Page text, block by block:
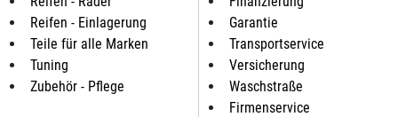
Reifen - Einlagerung
Teile für alle Marken
Tuning
Zubehör - Pflege
Garantie
Transportservice
Versicherung
Waschstraße
Firmenservice